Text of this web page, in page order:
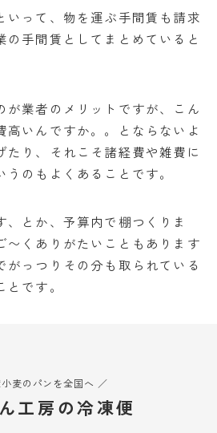
いって、物を運ぶ手間賃も請求
の手間賃としてまとめていると
が業者のメリットですが、こん
高いんですか。。とならないよ
たり、それこそ諸経費や雑費に
のもよくあることです。
、とか、予算内で棚つくりま
〜くありがたいこともあります
がっつりその分も取られている
です。
麦のパンを全国へ ／
工房の冷凍便